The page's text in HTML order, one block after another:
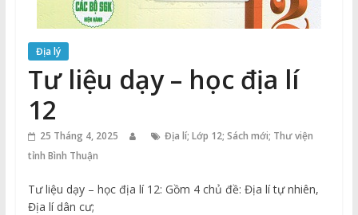
Địa lý
Tư liệu dạy – học địa lí
12
25 Tháng 4, 2025
Địa lí; Lớp 12; Sách mới; Thư viện
tỉnh Bình Thuận
Tư liệu dạy – học địa lí 12: Gồm 4 chủ đề: Địa lí tự nhiên,
Địa lí dân cư;